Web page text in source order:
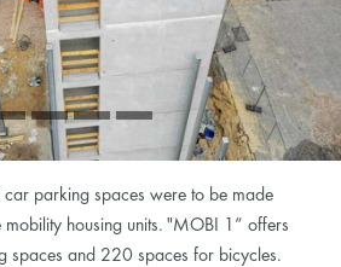
parking spaces were to be made
mobility housing units. "MOBI 1“ offers
and 220 spaces for bicycles.